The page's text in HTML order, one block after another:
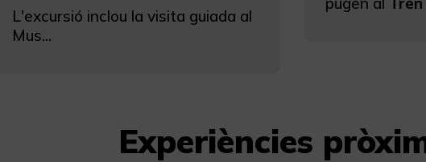
L'excursió inclou la visita guiada al
Mus...
Experiències